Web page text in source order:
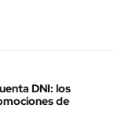
DNI: los
de